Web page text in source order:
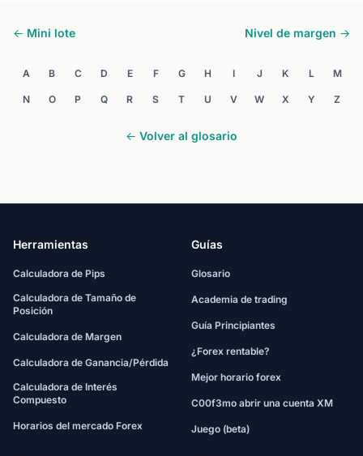
← Mini lote Nivel de margen →
A B C D E F G H I J K L M
N O P Q R S T U V W X Y Z
← Volver al glosario
Herramientas
Calculadora de Pips
Calculadora de Tamaño de
Posición
Calculadora de Margen
Calculadora de Ganancia/Pérdida
Calculadora de Interés
Compuesto
Horarios del mercado Forex
Guías
Glosario
Academia de trading
Guía Principiantes
¿Forex rentable?
Mejor horario forex
C00f3mo abrir una cuenta XM
Juego (beta)